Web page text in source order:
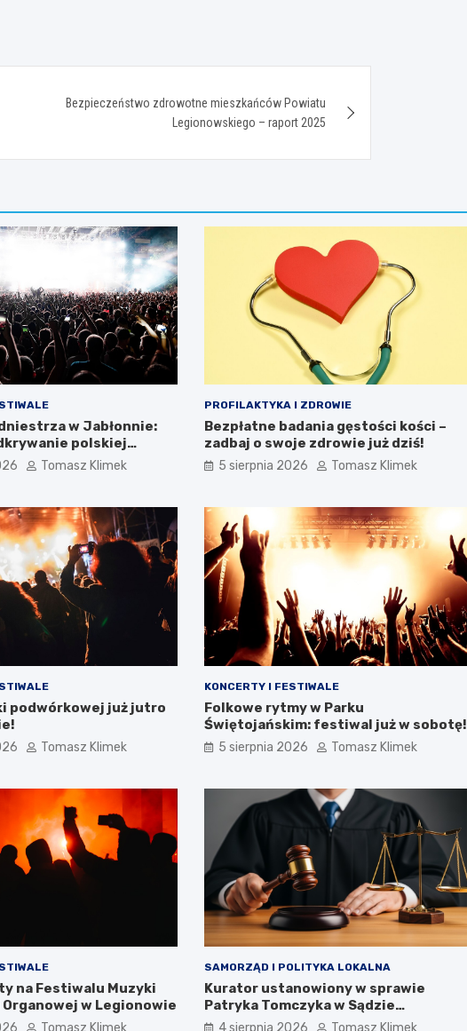
Bezpieczeństwo zdrowotne mieszkańców Powiatu
Legionowskiego – raport 2025
w Jabłonnie:
polskiej
Tomasz Klimek
PROFILAKTYKA I ZDROWIE
Bezpłatne badania gęstości kości –
zadbaj o swoje zdrowie już dziś!
5 sierpnia 2026 Tomasz Klimek
podwórkowej już jutro
Tomasz Klimek
KONCERTY I FESTIWALE
Folkowe rytmy w Parku
Świętojańskim: festiwal już w sobotę!
5 sierpnia 2026 Tomasz Klimek
na Festiwalu Muzyki
Organowej w Legionowie
SAMORZĄD I POLITYKA LOKALNA
Kurator ustanowiony w sprawie
Patryka Tomczyka w Sądzie
Rejonowym w Legionowie